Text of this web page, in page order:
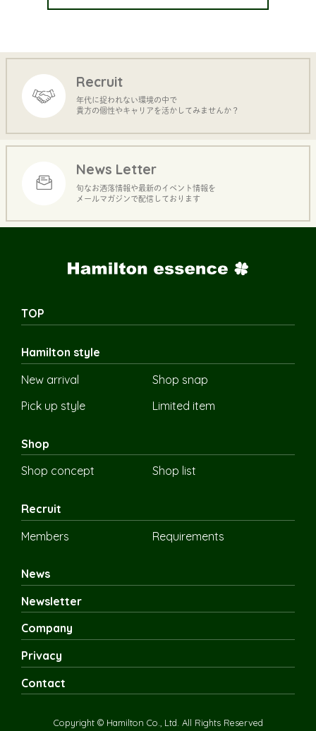
Recruit
年代に捉われない環境の中で
貴方の個性やキャリアを活かしてみませんか？
News Letter
旬なお洒落情報や最新のイベント情報を
メールマガジンで配信しております
TOP
Hamilton style
New arrival
Shop snap
Pick up style
Limited item
Shop
Shop concept
Shop list
Recruit
Members
Requirements
News
Newsletter
Company
Privacy
Contact
Copyright © Hamilton Co., Ltd. All Rights Reserved